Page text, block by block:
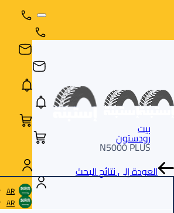
AR
AR
بيت
رودستون
N5000 PLUS
العودة إلى نتائج البحث